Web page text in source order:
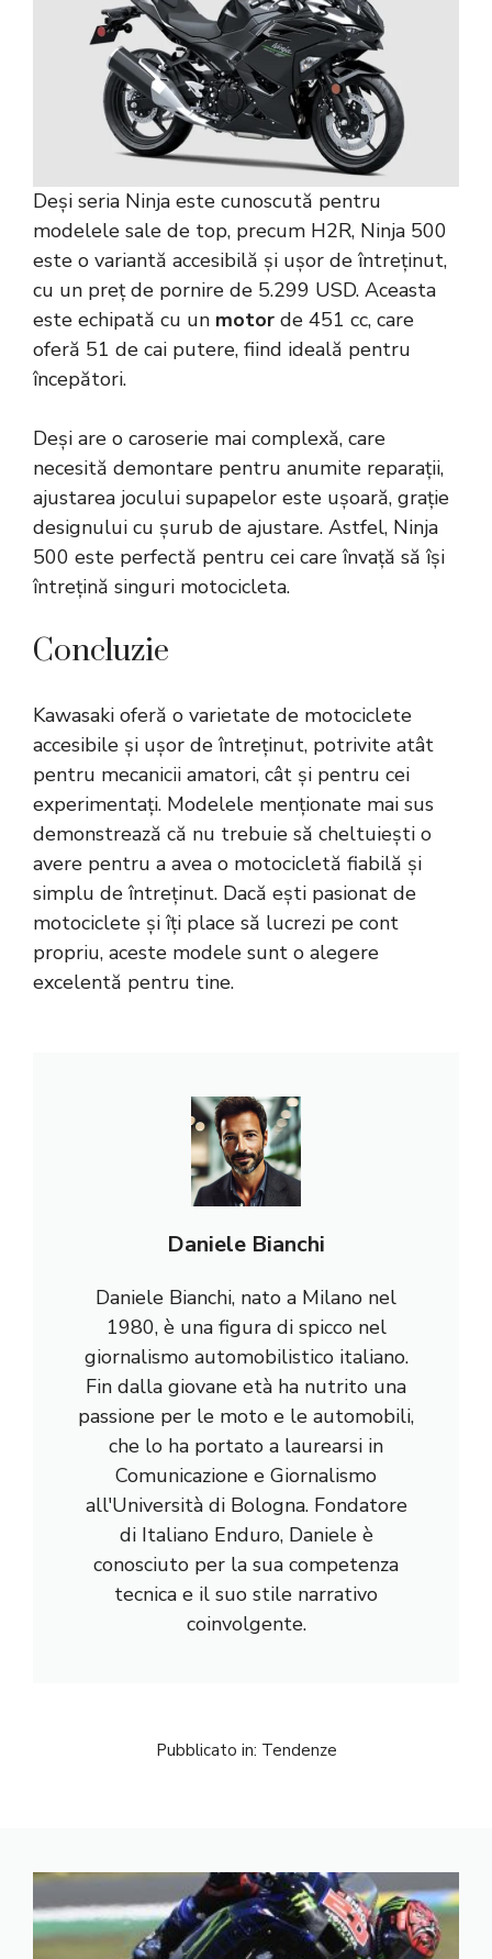
Deși seria Ninja este cunoscută pentru
modelele sale de top, precum H2R, Ninja 500
este o variantă accesibilă și ușor de întreținut,
cu un preț de pornire de 5.299 USD. Aceasta
este echipată cu un motor de 451 cc, care
oferă 51 de cai putere, fiind ideală pentru
începători.
Deși are o caroserie mai complexă, care
necesită demontare pentru anumite reparații,
ajustarea jocului supapelor este ușoară, grație
designului cu șurub de ajustare. Astfel, Ninja
500 este perfectă pentru cei care învață să își
întrețină singuri motocicleta.
Concluzie
Kawasaki oferă o varietate de motociclete
accesibile și ușor de întreținut, potrivite atât
pentru mecanicii amatori, cât și pentru cei
experimentați. Modelele menționate mai sus
demonstrează că nu trebuie să cheltuiești o
avere pentru a avea o motocicletă fiabilă și
simplu de întreținut. Dacă ești pasionat de
motociclete și îți place să lucrezi pe cont
propriu, aceste modele sunt o alegere
excelentă pentru tine.
Daniele Bianchi
Daniele Bianchi, nato a Milano nel
1980, è una figura di spicco nel
giornalismo automobilistico italiano.
Fin dalla giovane età ha nutrito una
passione per le moto e le automobili,
che lo ha portato a laurearsi in
Comunicazione e Giornalismo
all'Università di Bologna. Fondatore
di Italiano Enduro, Daniele è
conosciuto per la sua competenza
tecnica e il suo stile narrativo
coinvolgente.
Pubblicato in: Tendenze